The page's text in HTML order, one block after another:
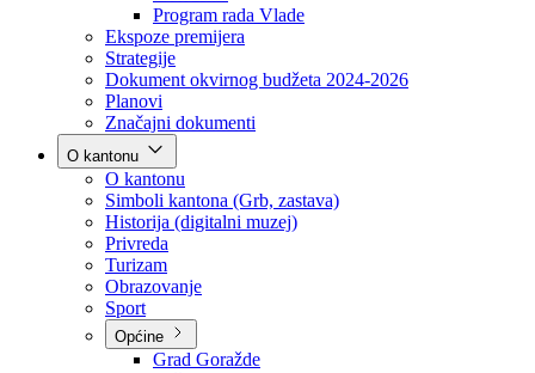
*Poslanička pitanja
Vlada
Poslovnik
Program rada Vlade
Ekspoze premijera
Strategije
Dokument okvirnog budžeta 2024-2026
Planovi
Značajni dokumenti
O kantonu
O kantonu
Simboli kantona (Grb, zastava)
Historija (digitalni muzej)
Privreda
Turizam
Obrazovanje